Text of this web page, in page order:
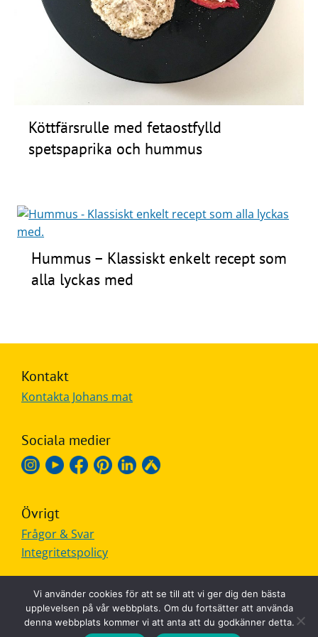
Frågor
Köttfärsrulle med fetaostfylld
spetspaprika och hummus
Hummus – Klassiskt enkelt recept som
alla lyckas med
Kontakt
Kontakta Johans mat
Sociala medier
Övrigt
Frågor & Svar
Integritetspolicy
MADE IN SWEDEN
Vi använder cookies för att se till att vi ger dig den bästa
upplevelsen på vår webbplats. Om du fortsätter att använda
denna webbplats kommer vi att anta att du godkänner detta.